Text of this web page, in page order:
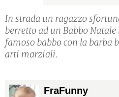
In strada un ragazzo
berretto ad un Babbo
famoso babbo con la barba
arti marziali.
FraFunny